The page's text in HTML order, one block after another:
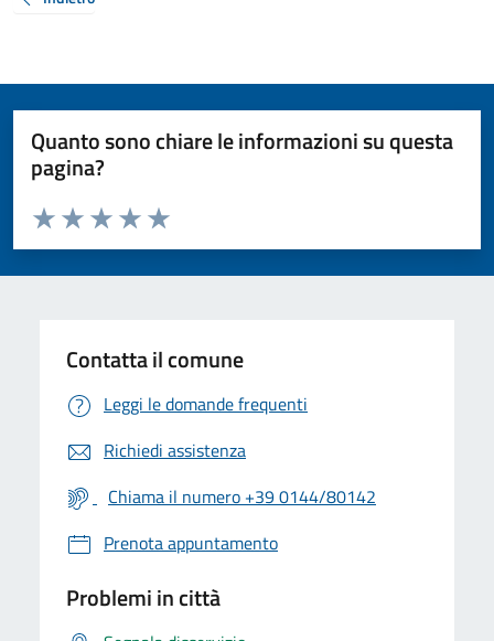
Quanto sono chiare le informazioni su questa
pagina?
Valuta da 1 a 5 stelle la pagina
Valuta 5 stelle su 5
Valuta 4 stelle su 5
Valuta 3 stelle su 5
Valuta 2 stelle su 5
Valuta 1 stelle su 5
Contatta il comune
Leggi le domande frequenti
Richiedi assistenza
Chiama il numero +39 0144/80142
Prenota appuntamento
Problemi in città